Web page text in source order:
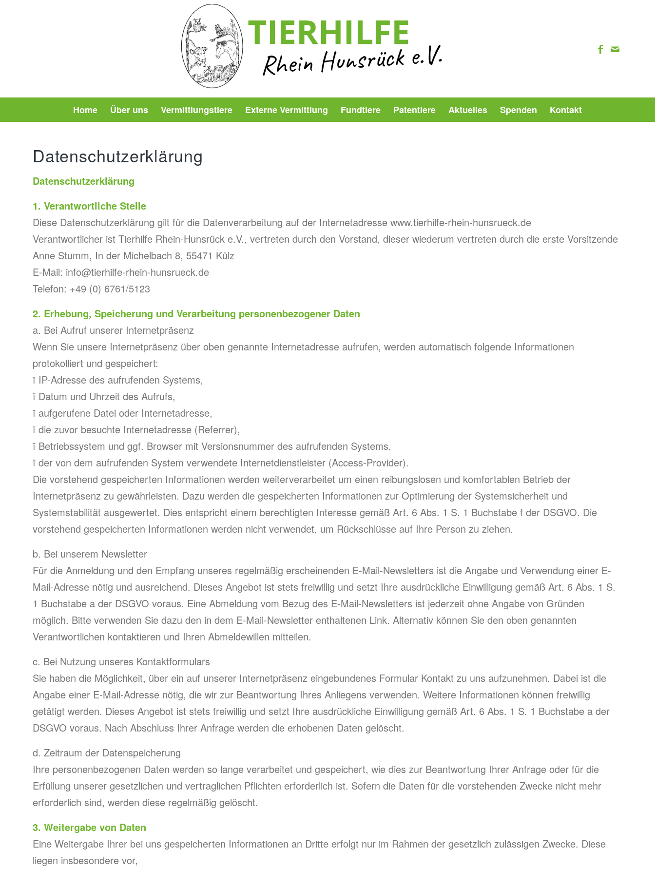
Home Über uns Vermittlungstiere Externe Vermittlung Fundtiere Patentiere Aktuelles Spenden Kontakt
Datenschutzerklärung
Datenschutzerklärung
1. Verantwortliche Stelle
Diese Datenschutzerklärung gilt für die Datenverarbeitung auf der Internetadresse www.tierhilfe-rhein-hunsrueck.de
Verantwortlicher ist Tierhilfe Rhein-Hunsrück e.V., vertreten durch den Vorstand, dieser wiederum vertreten durch die erste Vorsitzende
Anne Stumm, In der Michelbach 8, 55471 Külz
E-Mail: info@tierhilfe-rhein-hunsrueck.de
Telefon: +49 (0) 6761/5123
2. Erhebung, Speicherung und Verarbeitung personenbezogener Daten
a. Bei Aufruf unserer Internetpräsenz
Wenn Sie unsere Internetpräsenz über oben genannte Internetadresse aufrufen, werden automatisch folgende Informationen
protokolliert und gespeichert:
ï IP-Adresse des aufrufenden Systems,
ï Datum und Uhrzeit des Aufrufs,
ï aufgerufene Datei oder Internetadresse,
ï die zuvor besuchte Internetadresse (Referrer),
ï Betriebssystem und ggf. Browser mit Versionsnummer des aufrufenden Systems,
ï der von dem aufrufenden System verwendete Internetdienstleister (Access-Provider).
Die vorstehend gespeicherten Informationen werden weiterverarbeitet um einen reibungslosen und komfortablen Betrieb der
Internetpräsenz zu gewährleisten. Dazu werden die gespeicherten Informationen zur Optimierung der Systemsicherheit und
Systemstabilität ausgewertet. Dies entspricht einem berechtigten Interesse gemäß Art. 6 Abs. 1 S. 1 Buchstabe f der DSGVO. Die
vorstehend gespeicherten Informationen werden nicht verwendet, um Rückschlüsse auf Ihre Person zu ziehen.
b. Bei unserem Newsletter
Für die Anmeldung und den Empfang unseres regelmäßig erscheinenden E-Mail-Newsletters ist die Angabe und Verwendung einer E-
Mail-Adresse nötig und ausreichend. Dieses Angebot ist stets freiwillig und setzt Ihre ausdrückliche Einwilligung gemäß Art. 6 Abs. 1 S.
1 Buchstabe a der DSGVO voraus. Eine Abmeldung vom Bezug des E-Mail-Newsletters ist jederzeit ohne Angabe von Gründen
möglich. Bitte verwenden Sie dazu den in dem E-Mail-Newsletter enthaltenen Link. Alternativ können Sie den oben genannten
Verantwortlichen kontaktieren und Ihren Abmeldewillen mitteilen.
c. Bei Nutzung unseres Kontaktformulars
Sie haben die Möglichkeit, über ein auf unserer Internetpräsenz eingebundenes Formular Kontakt zu uns aufzunehmen. Dabei ist die
Angabe einer E-Mail-Adresse nötig, die wir zur Beantwortung Ihres Anliegens verwenden. Weitere Informationen können freiwillig
getätigt werden. Dieses Angebot ist stets freiwillig und setzt Ihre ausdrückliche Einwilligung gemäß Art. 6 Abs. 1 S. 1 Buchstabe a der
DSGVO voraus. Nach Abschluss Ihrer Anfrage werden die erhobenen Daten gelöscht.
d. Zeitraum der Datenspeicherung
Ihre personenbezogenen Daten werden so lange verarbeitet und gespeichert, wie dies zur Beantwortung Ihrer Anfrage oder für die
Erfüllung unserer gesetzlichen und vertraglichen Pflichten erforderlich ist. Sofern die Daten für die vorstehenden Zwecke nicht mehr
erforderlich sind, werden diese regelmäßig gelöscht.
3. Weitergabe von Daten
Eine Weitergabe Ihrer bei uns gespeicherten Informationen an Dritte erfolgt nur im Rahmen der gesetzlich zulässigen Zwecke. Diese
liegen insbesondere vor,